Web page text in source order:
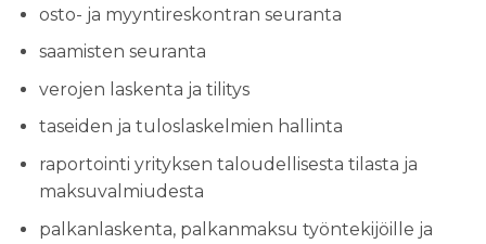
osto- ja myyntireskontran seuranta
saamisten seuranta
verojen laskenta ja tilitys
taseiden ja tuloslaskelmien hallinta
raportointi yrityksen taloudellisesta tilasta ja
maksuvalmiudesta
palkanlaskenta, palkanmaksu työntekijöille ja